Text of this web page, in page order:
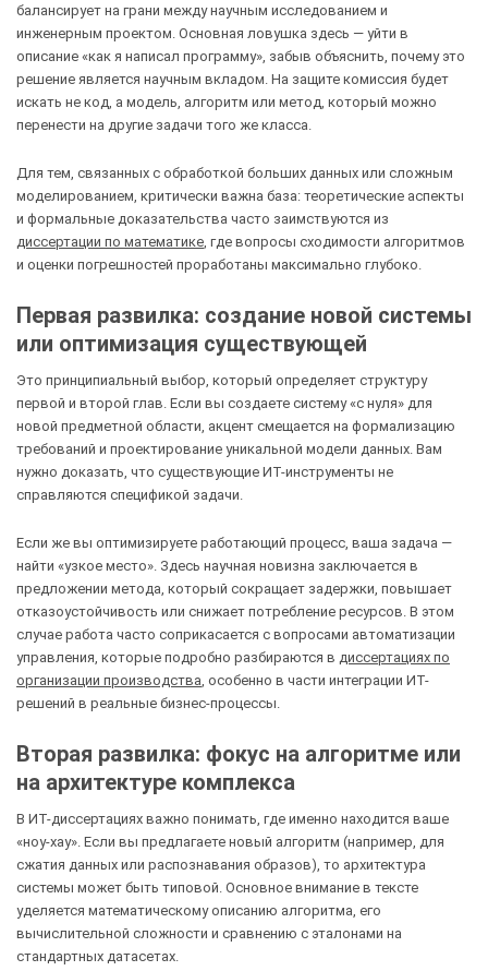
балансирует на грани между научным исследованием и
инженерным проектом. Основная ловушка здесь — уйти в
описание «как я написал программу», забыв объяснить, почему это
решение является научным вкладом. На защите комиссия будет
искать не код, а модель, алгоритм или метод, который можно
перенести на другие задачи того же класса.
Для тем, связанных с обработкой больших данных или сложным
моделированием, критически важна база: теоретические аспекты
и формальные доказательства часто заимствуются из
диссертации по математике , где вопросы сходимости алгоритмов
и оценки погрешностей проработаны максимально глубоко.
Первая развилка: создание новой системы
или оптимизация существующей
Это принципиальный выбор, который определяет структуру
первой и второй глав. Если вы создаете систему «с нуля» для
новой предметной области, акцент смещается на формализацию
требований и проектирование уникальной модели данных. Вам
нужно доказать, что существующие ИТ-инструменты не
справляются спецификой задачи.
Если же вы оптимизируете работающий процесс, ваша задача —
найти «узкое место». Здесь научная новизна заключается в
предложении метода, который сокращает задержки, повышает
отказоустойчивость или снижает потребление ресурсов. В этом
случае работа часто соприкасается с вопросами автоматизации
управления, которые подробно разбираются в диссертациях по
организации производства , особенно в части интеграции ИТ-
решений в реальные бизнес-процессы.
Вторая развилка: фокус на алгоритме или
на архитектуре комплекса
В ИТ-диссертациях важно понимать, где именно находится ваше
«ноу-хау». Если вы предлагаете новый алгоритм (например, для
сжатия данных или распознавания образов), то архитектура
системы может быть типовой. Основное внимание в тексте
уделяется математическому описанию алгоритма, его
вычислительной сложности и сравнению с эталонами на
стандартных датасетах.